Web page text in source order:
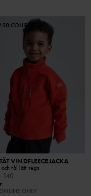
50 COLLECTION
VINDFLEECEJACKA
tål lätt regn
140
ONLINE ONLY